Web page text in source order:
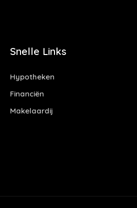
Snelle Links
Hypotheken
Financiën
Makelaardij